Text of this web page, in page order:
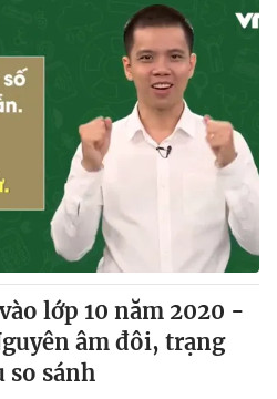
lớp 10 năm 2020 -
âm đôi, trạng
so sánh